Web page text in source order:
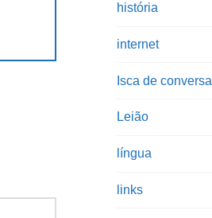
história
internet
Isca de conversa
Leião
língua
links